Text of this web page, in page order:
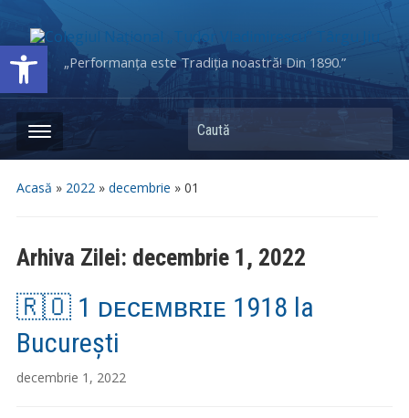
Deschide bara de unelte„Performanța este Tradiția noastră! Din 1890.”
Caută
Acasă » 2022» decembrie » 01
Arhiva Zilei: decembrie 1, 2022
🇷🇴 1 ᴅᴇᴄᴇᴍʙʀɪᴇ 1918 la
București
decembrie 1, 2022